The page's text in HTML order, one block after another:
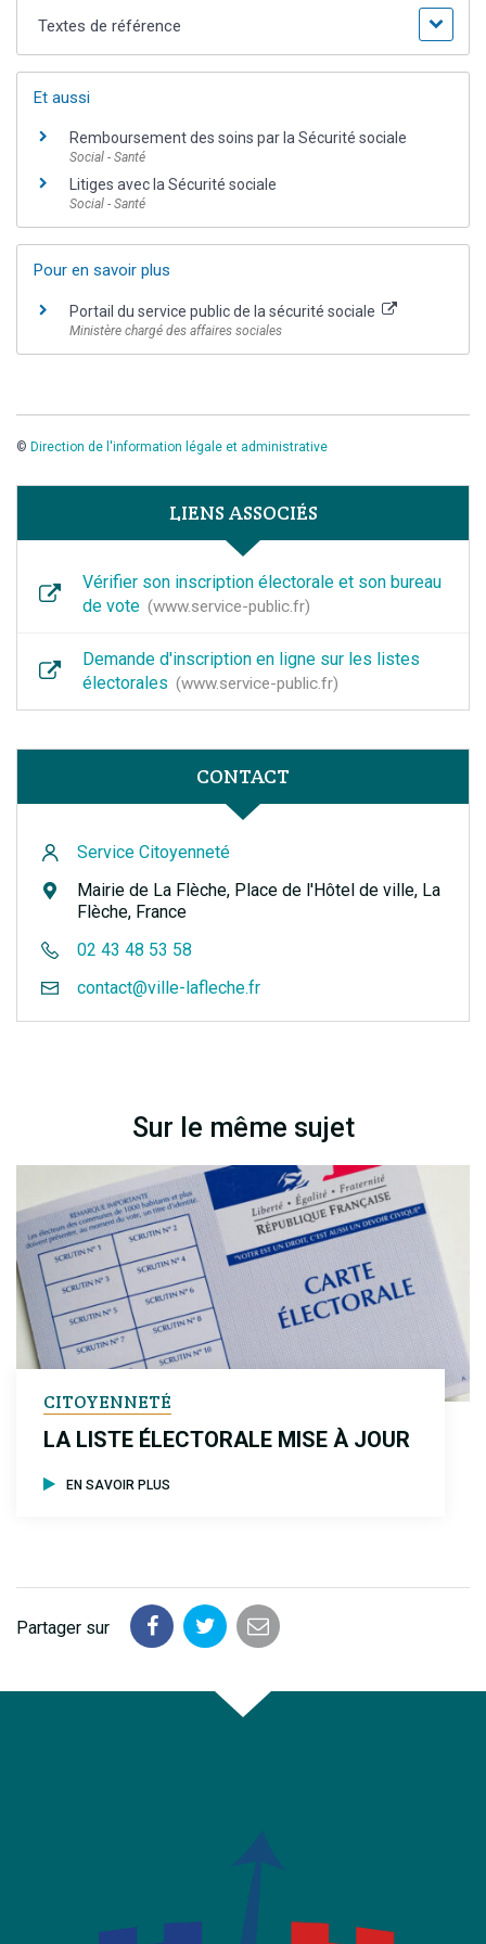
Textes de référence
Et aussi
Remboursement des soins par la Sécurité sociale
Social - Santé
Litiges avec la Sécurité sociale
Social - Santé
Pour en savoir plus
Portail du service public de la sécurité sociale
Ministère chargé des affaires sociales
© Direction de l'information légale et administrative
LIENS ASSOCIÉS
Vérifier son inscription électorale et son bureau
de vote
www.service-public.fr
Demande d'inscription en ligne sur les listes
électorales
www.service-public.fr
CONTACT
Service Citoyenneté
Mairie de La Flèche, Place de l'Hôtel de ville, La
Flèche, France
02 43 48 53 58
contact@ville-lafleche.fr
Sur le même sujet
CITOYENNETÉ
LA LISTE ÉLECTORALE MISE À JOUR
EN SAVOIR PLUS
Partager sur
Partager
Facebook
Partager
Twitter
Partager
email